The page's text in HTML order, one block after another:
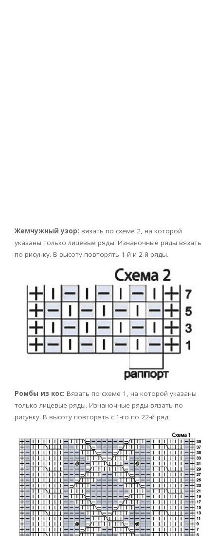
Жемчужный узор: вязать по схеме 2, на которой
указаны только лицевые ряды. Изнаночные ряды вязать
по рисунку. В высоту повторять 1-й и 2-й ряды.
Ромбы из кос: Вязать по схеме 1, на которой указаны
только лицевые ряды. Изнаночные ряды вязать по
рисунку. В высоту повторять с 1-го по 22-й ряд.